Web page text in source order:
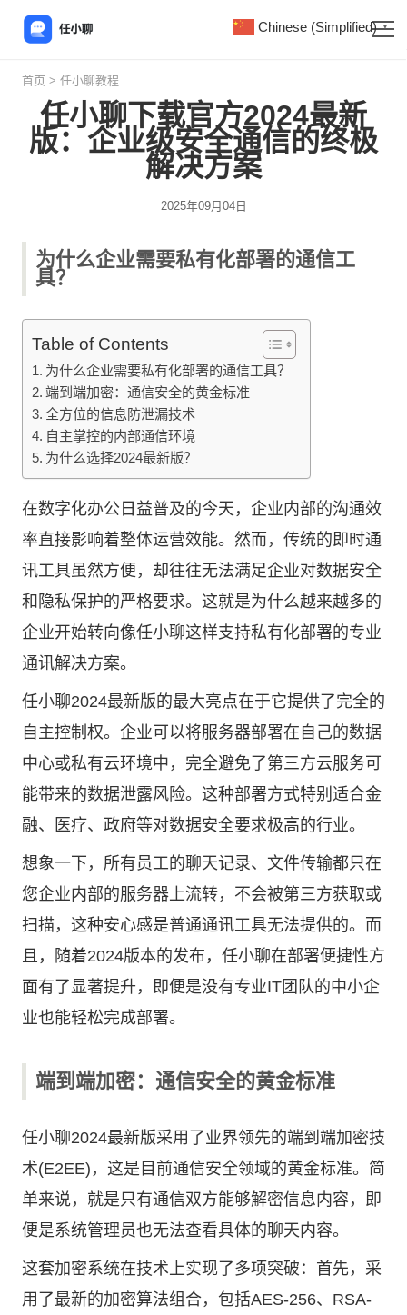
首页 > 任小聊教程
任小聊下载官方2024最新
版：企业级安全通信的终极
解决方案
2025年09月04日
为什么企业需要私有化部署的通信工
具？
Table of Contents
为什么企业需要私有化部署的通信工具？
端到端加密：通信安全的黄金标准
全方位的信息防泄漏技术
自主掌控的内部通信环境
为什么选择2024最新版？
在数字化办公日益普及的今天，企业内部的沟通效
率直接影响着整体运营效能。然而，传统的即时通
讯工具虽然方便，却往往无法满足企业对数据安全
和隐私保护的严格要求。这就是为什么越来越多的
企业开始转向像任小聊这样支持私有化部署的专业
通讯解决方案。
任小聊2024最新版的最大亮点在于它提供了完全的
自主控制权。企业可以将服务器部署在自己的数据
中心或私有云环境中，完全避免了第三方云服务可
能带来的数据泄露风险。这种部署方式特别适合金
融、医疗、政府等对数据安全要求极高的行业。
想象一下，所有员工的聊天记录、文件传输都只在
您企业内部的服务器上流转，不会被第三方获取或
扫描，这种安心感是普通通讯工具无法提供的。而
且，随着2024版本的发布，任小聊在部署便捷性方
面有了显著提升，即便是没有专业IT团队的中小企
业也能轻松完成部署。
端到端加密：通信安全的黄金标准
任小聊2024最新版采用了业界领先的端到端加密技
术(E2EE)，这是目前通信安全领域的黄金标准。简
单来说，就是只有通信双方能够解密信息内容，即
便是系统管理员也无法查看具体的聊天内容。
这套加密系统在技术上实现了多项突破：首先，采
用了最新的加密算法组合，包括AES-256、RSA-
Chinese (Simplified) ▼